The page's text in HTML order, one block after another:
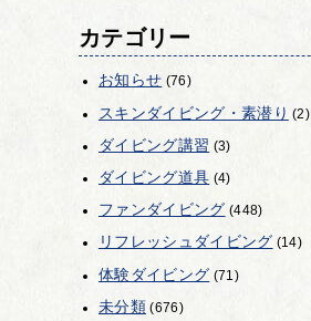
カテゴリー
お知らせ (76)
スキンダイビング・素潜り (2)
ダイビング講習 (3)
ダイビング道具 (4)
ファンダイビング (448)
リフレッシュダイビング (14)
体験ダイビング (71)
未分類(676)